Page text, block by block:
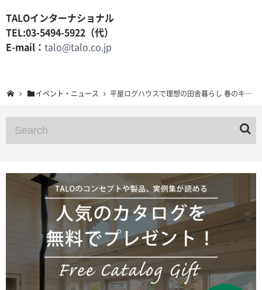
TALOインターナショナル
TEL:03-5494-5922（代）
E-mail： talo@talo.co.jp
イベント・ニュース 平屋ログハウスで理想の田舎暮らし 春のキャンペーン開催 2021年6月30日まで